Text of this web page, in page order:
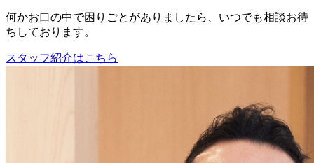
何かお口の中で困りごとがありましたら、いつでも相談お待
ちしております。
スタッフ紹介はこちら